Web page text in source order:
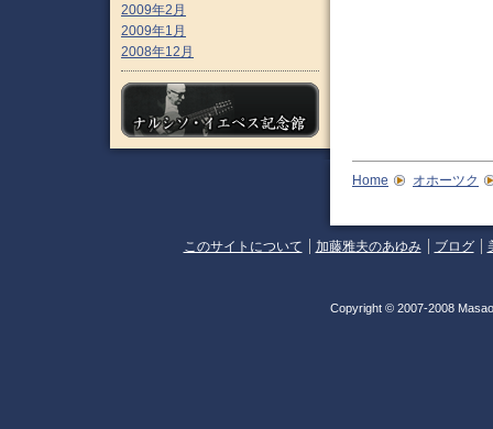
2009年2月
2009年1月
2008年12月
Home オホーツク
このサイトについて 加藤雅夫のあゆみ ブログ
Copyright © 2007-2008